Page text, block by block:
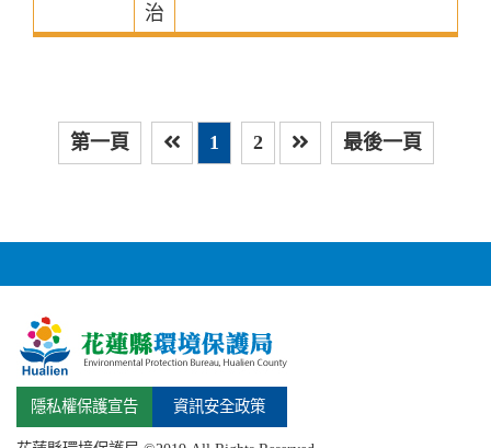
治
第一頁
上一頁
1
2
最後一頁
隱私權保護宣告 資訊安全政策